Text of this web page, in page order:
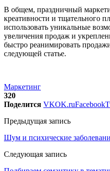
В общем, праздничный
креативности и тщательного
использовать уникальные
увеличения продаж и
быстро реанимировать
следующей статье.
Маркетинг
320
Поделится VKOK.ruFacebook
Предыдущая запись
Шум и психические
Следующая запись